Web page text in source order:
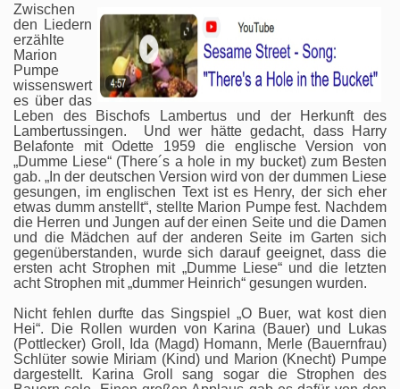
Zwischen
den Liedern
erzählte
Marion
Pumpe
wissenswert
es über das
Leben des Bischofs Lambertus und der Herkunft des
Lambertussingen. Und wer hätte gedacht, dass Harry
Belafonte mit Odette 1959 die englische Version von
„Dumme Liese“ (There´s a hole in my bucket) zum Besten
gab. „In der deutschen Version wird von der dummen Liese
gesungen, im englischen Text ist es Henry, der sich eher
etwas dumm anstellt“, stellte Marion Pumpe fest. Nachdem
die Herren und Jungen auf der einen Seite und die Damen
und die Mädchen auf der anderen Seite im Garten sich
gegenüberstanden, wurde sich darauf geeignet, dass die
ersten acht Strophen mit „Dumme Liese“ und die letzten
acht Strophen mit „dummer Heinrich“ gesungen wurden.
Nicht fehlen durfte das Singspiel „O Buer, wat kost dien
Hei“. Die Rollen wurden von Karina (Bauer) und Lukas
(Pottlecker) Groll, Ida (Magd) Homann, Merle (Bauernfrau)
Schlüter sowie Miriam (Kind) und Marion (Knecht) Pumpe
dargestellt. Karina Groll sang sogar die Strophen des